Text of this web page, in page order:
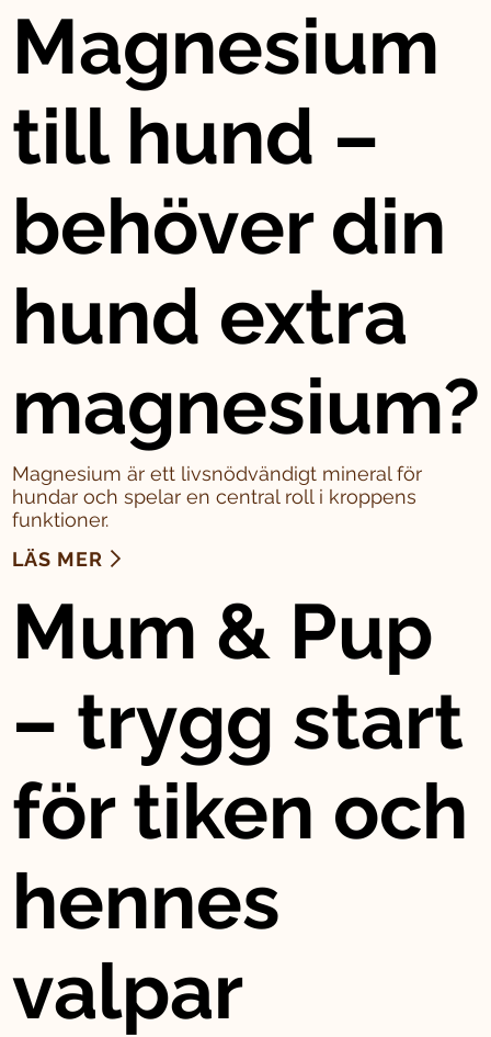
Magnesium
till hund –
behöver din
hund extra
magnesium?
Magnesium är ett livsnödvändigt mineral för
hundar och spelar en central roll i kroppens
funktioner.
LÄS MER
Mum & Pup
– trygg start
för tiken och
hennes
valpar